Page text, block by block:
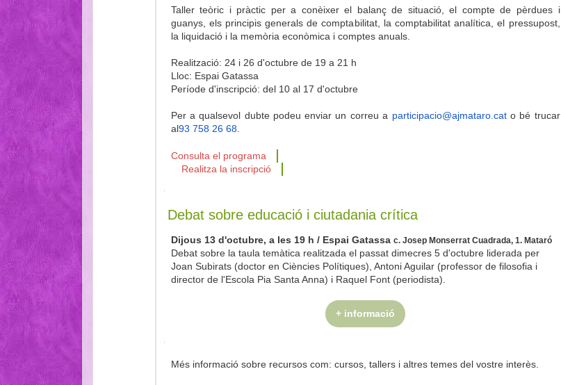
Taller teòric i pràctic per a conèixer el balanç de situació, el compte de pèrdues i
guanys, els principis generals de comptabilitat, la comptabilitat analítica, el pressupost,
la liquidació i la memòria econòmica i comptes anuals.
Realització: 24 i 26 d'octubre de 19 a 21 h
Lloc: Espai Gatassa
Període d'inscripció: del 10 al 17 d'octubre
Per a qualsevol dubte podeu enviar un correu a participacio@ajmataro.cato bé trucar
al93 758 26 68.
Consulta el programa
Realitza la inscripció
Debat sobre educació i ciutadania crítica
Dijous 13 d'octubre, a les 19 h / Espai Gatassa c. Josep Monserrat Cuadrada, 1. Mataró
Debat sobre la taula temàtica realitzada el passat dimecres 5 d'octubre liderada per
Joan Subirats (doctor en Ciències Polítiques), Antoni Aguilar (professor de filosofia i
director de l'Escola Pia Santa Anna) i Raquel Font (periodista).
+ informació
Més informació sobre recursos com: cursos, tallers i altres temes del vostre interès.